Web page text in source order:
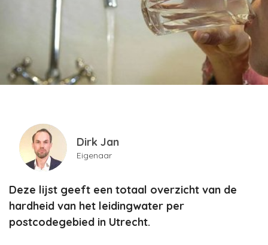
Dirk Jan
Eigenaar
Deze lijst geeft een totaal overzicht van de
hardheid van het leidingwater per
postcodegebied in Utrecht.